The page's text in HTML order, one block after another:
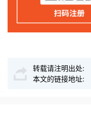
转载请注明出处:
本文的链接地址: